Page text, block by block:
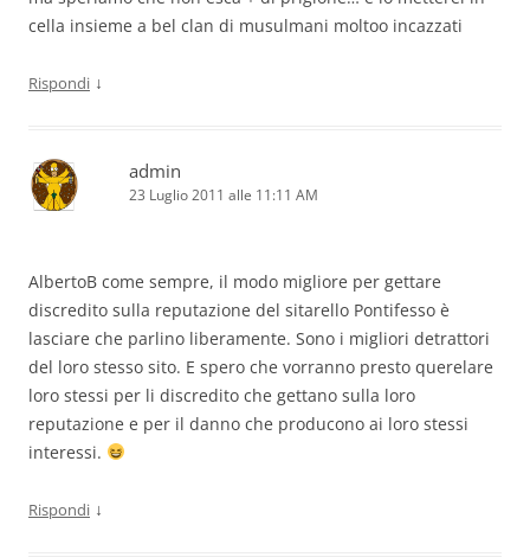
cella insieme a bel clan di musulmani moltoo incazzati
Rispondi ↓
admin
23 Luglio 2011 alle 11:11 AM
AlbertoB come sempre, il modo migliore per gettare
discredito sulla reputazione del sitarello Pontifesso è
lasciare che parlino liberamente. Sono i migliori detrattori
del loro stesso sito. E spero che vorranno presto querelare
loro stessi per li discredito che gettano sulla loro
reputazione e per il danno che producono ai loro stessi
interessi.
Rispondi ↓